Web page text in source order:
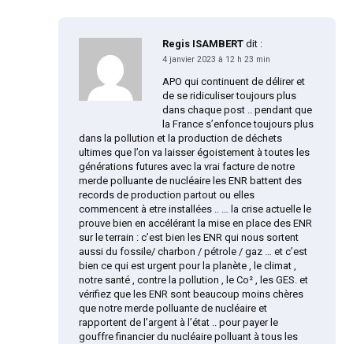
Regis ISAMBERT dit :
4 janvier 2023 à 12 h 23 min
APO qui continuent de délirer et
de se ridiculiser toujours plus
dans chaque post .. pendant que
la France s’enfonce toujours plus
dans la pollution et la production de déchets
ultimes que l’on va laisser égoistement à toutes les
générations futures avec la vrai facture de notre
merde polluante de nucléaire les ENR battent des
records de production partout ou elles
commencent à etre installées .. … la crise actuelle le
prouve bien en accélérant la mise en place des ENR
sur le terrain : c’est bien les ENR qui nous sortent
aussi du fossile/ charbon / pétrole / gaz … et c’est
bien ce qui est urgent pour la planète , le climat ,
notre santé , contre la pollution , le Co² , les GES. et
vérifiez que les ENR sont beaucoup moins chères
que notre merde polluante de nucléaire et
rapportent de l’argent à l’état .. pour payer le
gouffre financier du nucléaire polluant à tous les